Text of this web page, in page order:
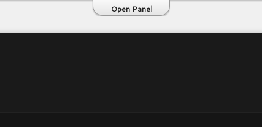
Open Panel